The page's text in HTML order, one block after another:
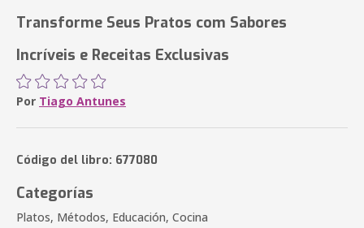
Transforme Seus Pratos com Sabores
Incríveis e Receitas Exclusivas
Por Tiago Antunes
Código del libro: 677080
Categorías
Platos, Métodos, Educación, Cocina